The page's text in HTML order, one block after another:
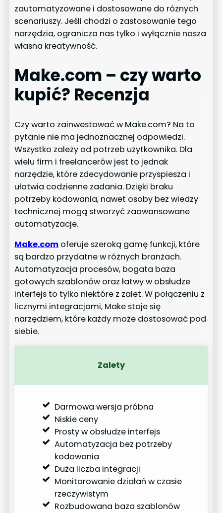
zautomatyzowane i dostosowane do różnych
scenariuszy. Jeśli chodzi o zastosowanie tego
narzędzia, ogranicza nas tylko i wyłącznie nasza
własna kreatywność.
Make.com – czy warto
kupić? Recenzja
Czy warto zainwestować w Make.com? Na to
pytanie nie ma jednoznacznej odpowiedzi.
Wszystko zależy od potrzeb użytkownika. Dla
wielu firm i freelancerów jest to jednak
narzędzie, które zdecydowanie przyspiesza i
ułatwia codzienne zadania. Dzięki braku
potrzeby kodowania, nawet osoby bez wiedzy
technicznej mogą stworzyć zaawansowane
automatyzacje.
Make.com oferuje szeroką gamę funkcji, które
są bardzo przydatne w różnych branżach.
Automatyzacja procesów, bogata baza
gotowych szablonów oraz łatwy w obsłudze
interfejs to tylko niektóre z zalet. W połączeniu z
licznymi integracjami, Make staje się
narzędziem, które każdy może dostosować pod
siebie.
Zalety
Darmowa wersja próbna
Niskie ceny
Prosty w obsłudze interfejs
Automatyzacja bez potrzeby
kodowania
Duża liczba integracji
Monitorowanie działań w czasie
rzeczywistym
Rozbudowana baza szablonów